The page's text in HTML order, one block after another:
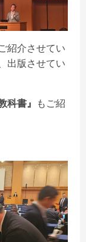
紹介させてい
出版させてい
科書』 もご紹